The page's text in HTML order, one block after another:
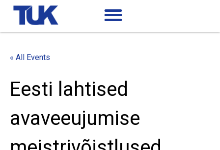
« All Events
Eesti lahtised
avaveeujumise